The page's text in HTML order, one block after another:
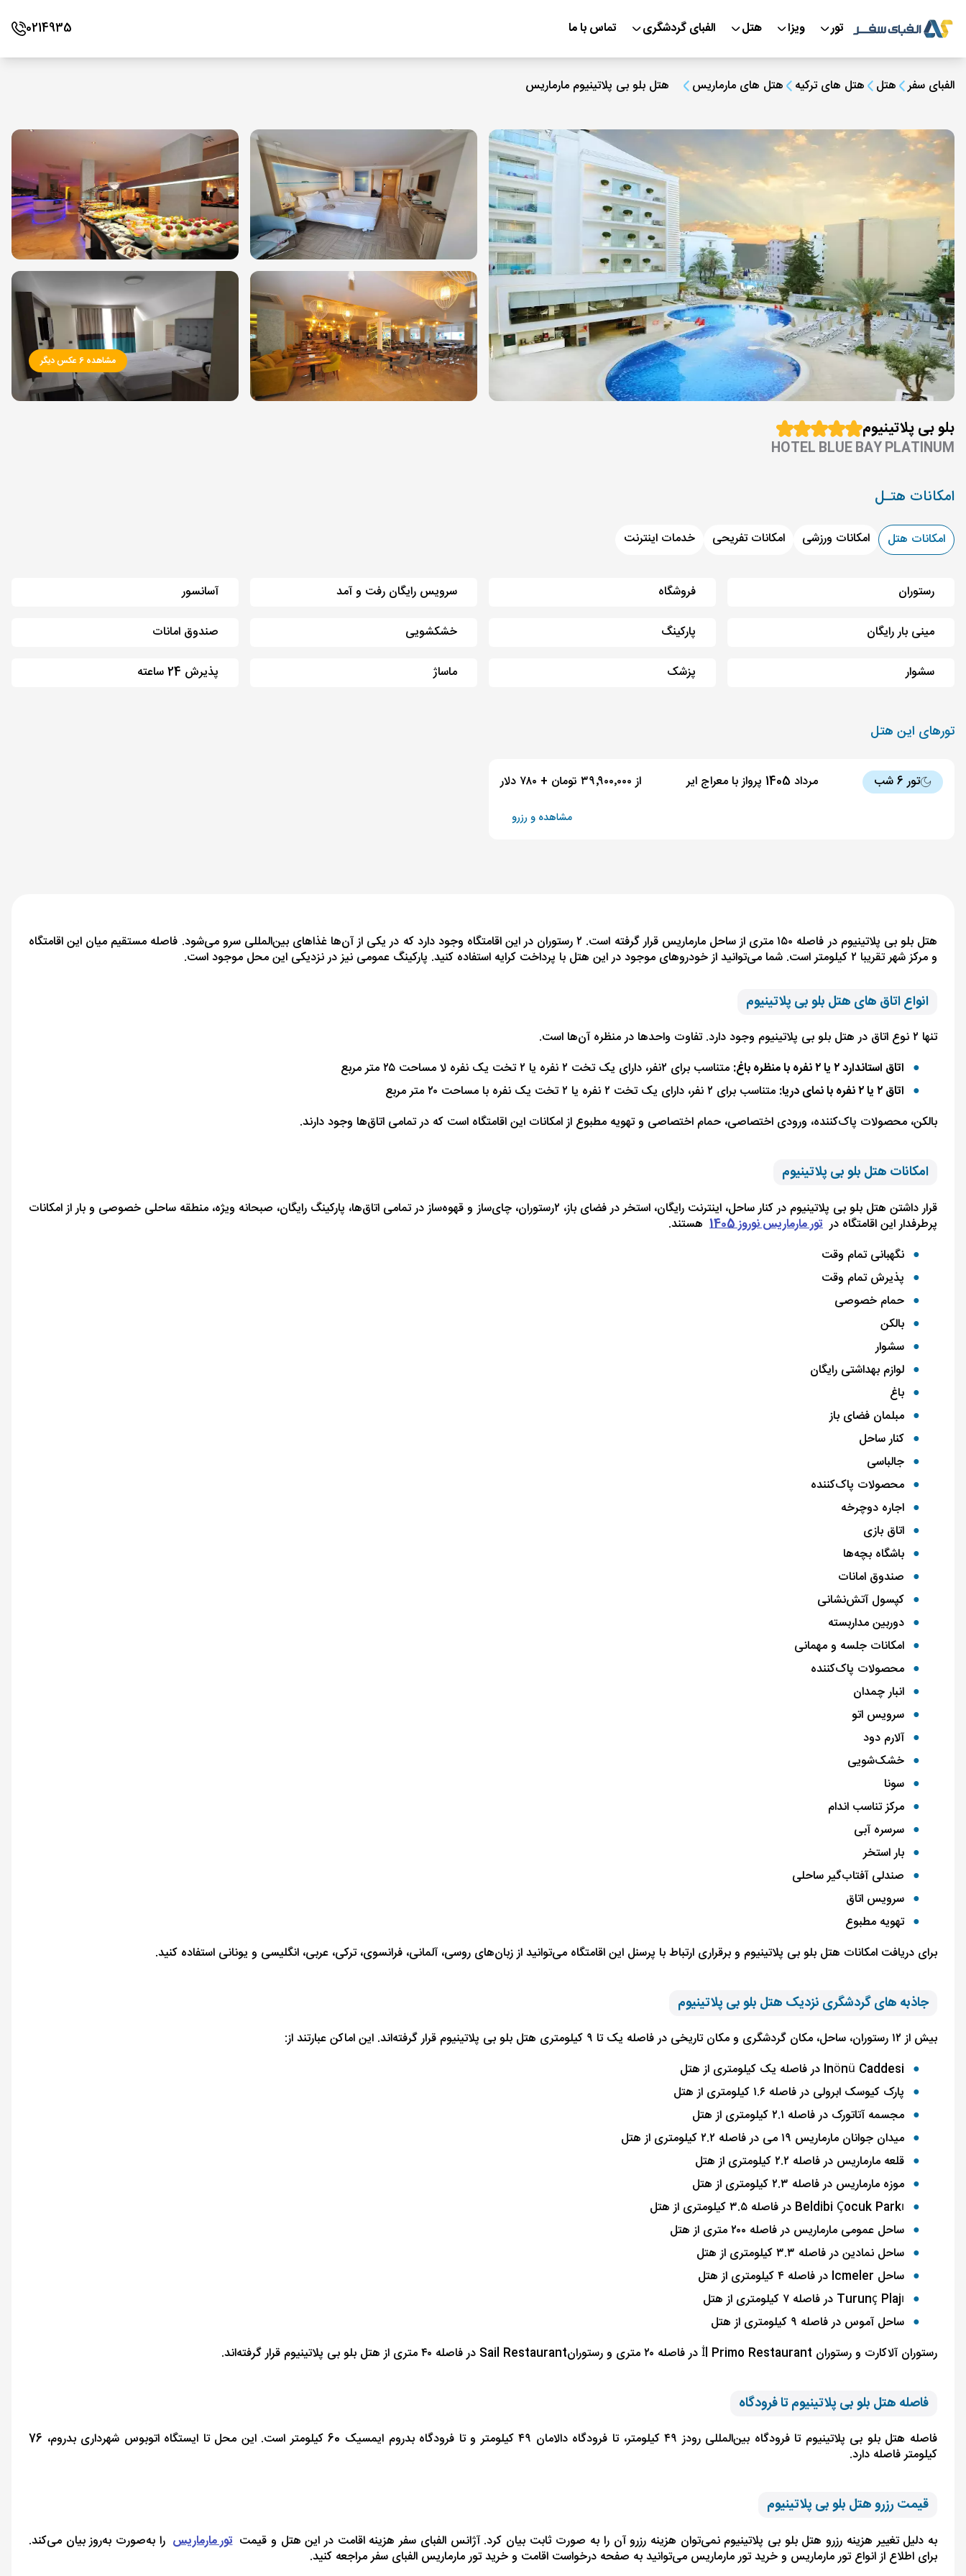
تور ویزا هتل الفبای گردشگری تماس با ما 0214935
الفبای سفر هتل هتل های ترکیه هتل های مارماریس هتل بلو بی پلاتینیوم مارماریس
مشاهده 6 عکس دیگر
بلو بی پلاتینیوم
HOTEL BLUE BAY PLATINUM
امکانات هتـل
امکانات هتل امکانات ورزشی امکانات تفریحی خدمات اینترنت
رستوران فروشگاه سرویس رایگان رفت و آمد آسانسور
مینی بار رایگان پارکینگ خشکشویی صندوق امانات
سشوار پزشک ماساژ پذیرش 24 ساعته
تورهای این هتل
تور 6 شب مرداد 1405 پرواز با معراج ایر از ۳۹٬۹۰۰٬۰۰۰ تومان + ۷۸۰ دلار
مشاهده و رزرو
هتل بلو بی پلاتینیوم در فاصله ۱۵۰ متری از ساحل مارماریس قرار گرفته است. ۲ رستوران در این اقامتگاه وجود دارد که در یکی از آن‌ها غذاهای بین‌المللی سرو می‌شود. فاصله مستقیم میان این اقامتگاه
و مرکز شهر تقریبا ۲ کیلومتر است. شما می‌توانید از خودروهای موجود در این هتل با پرداخت کرایه استفاده کنید. پارکینگ عمومی نیز در نزدیکی این محل موجود است.
انواع اتاق های هتل بلو بی پلاتینیوم
تنها ۲ نوع اتاق در هتل بلو بی پلاتینیوم وجود دارد. تفاوت واحدها در منظره آن‌ها است.
اتاق استاندارد ۲ یا ۲ نفره با منظره باغ:
متناسب برای ۲نفر، دارای یک تخت ۲ نفره یا ۲ تخت یک نفره لا مساحت ۲۵ متر مربع
اتاق ۲ یا ۲ نفره با نمای دریا:
متناسب برای ۲ نفر، دارای یک تخت ۲ نفره یا ۲ تخت یک نفره با مساحت ۲۰ متر مربع
بالکن، محصولات پاک‌کننده، ورودی اختصاصی، حمام اختصاصی و تهویه مطبوع از امکانات این اقامتگاه است که در تمامی اتاق‌ها وجود دارند.
امکانات هتل بلو بی پلاتینیوم
قرار داشتن هتل بلو بی پلاتینیوم در کنار ساحل، اینترنت رایگان، استخر در فضای باز، ۲رستوران، چای‌ساز و قهوه‌ساز در تمامی اتاق‌ها، پارکینگ رایگان، صبحانه ویژه، منطقه ساحلی خصوصی و بار از امکانات
پرطرفدار این اقامتگاه در تور مارماریس نوروز 1405
هستند.
نگهبانی تمام وقت
پذیرش تمام وقت
حمام خصوصی
بالکن
سشوار
لوازم بهداشتی رایگان
باغ
مبلمان فضای باز
کنار ساحل
جالباسی
محصولات پاک‌کننده
اجاره دوچرخه
اتاق بازی
باشگاه بچه‌ها
صندوق امانات
کپسول آتش‌نشانی
دوربین مداربسته
امکانات جلسه و مهمانی
محصولات پاک‌کننده
انبار چمدان
سرویس اتو
آلارم دود
خشک‌شویی
سونا
مرکز تناسب ‌اندام
سرسره آبی
بار استخر
صندلی آفتاب‌گیر ساحلی
سرویس اتاق
تهویه مطبوع
برای دریافت امکانات هتل بلو بی پلاتینیوم و برقراری ارتباط با پرسنل این اقامتگاه می‌توانید از زبان‌های روسی، آلمانی، فرانسوی، ترکی، عربی، انگلیسی و یونانی استفاده کنید.
جاذبه های گردشگری نزدیک هتل بلو بی پلاتینیوم
بیش از ۱۲ رستوران، ساحل، مکان گردشگری و مکان تاریخی در فاصله یک تا ۹ کیلومتری هتل بلو بی پلاتینیوم قرار گرفته‌اند. این اماکن عبارتند از:
Inönü Caddesi در فاصله یک کیلومتری از هتل
پارک کیوسک ابرولی در فاصله ۱.۶ کیلومتری از هتل
مجسمه آتاتورک در فاصله ۲.۱ کیلومتری از هتل
میدان جوانان مارماریس ۱۹ می در فاصله ۲.۲ کیلومتری از هتل
قلعه مارماریس در فاصله ۲.۲ کیلومتری از هتل
موزه مارماریس در فاصله ۲.۳ کیلومتری از هتل
Beldibi Çocuk Parkı در فاصله ۳.۵ کیلومتری از هتل
ساحل عمومی مارماریس در فاصله ۲۰۰ متری از هتل
ساحل نمادین در فاصله ۳.۳ کیلومتری از هتل
ساحل Icmeler در فاصله ۴ کیلومتری از هتل
Turunç Plajı در فاصله ۷ کیلومتری از هتل
ساحل آموس در فاصله ۹ کیلومتری از هتل
رستوران آلاکارت و رستوران İl Primo Restaurantدرفاصله ۲۰ متری و رستوران Sail Restaurant در فاصله ۴۰ متری از هتل بلو بی پلاتینیوم قرار گرفته‌اند.
فاصله هتل بلو بی پلاتینیوم تا فرودگاه
فاصله هتل بلو بی پلاتینیوم تا فرودگاه بین‌المللی رودز ۴۹ کیلومتر، تا فرودگاه دالامان ۴۹ کیلومتر و تا فرودگاه بدروم ایمسیک 60 کیلومتر است. این محل تا ایستگاه اتوبوس شهرداری بدروم، 76
کیلومتر فاصله دارد.
قیمت رزرو هتل بلو بی پلاتینیوم
به‌ دلیل تغییر هزینه رزرو هتل بلو بی پلاتینیوم نمی‌توان هزینه رزرو آن را به‌ صورت ثابت بیان کرد. آژانس الفبای سفر هزینه اقامت در این هتل و قیمت تور مارماریس را به‌صورت به‌روز بیان می‌کند.
برای اطلاع از انواع تور مارماریس و خرید تور مارماریس می‌توانید به صفحه درخواست اقامت و خرید تور مارماریس الفبای سفر مراجعه کنید.